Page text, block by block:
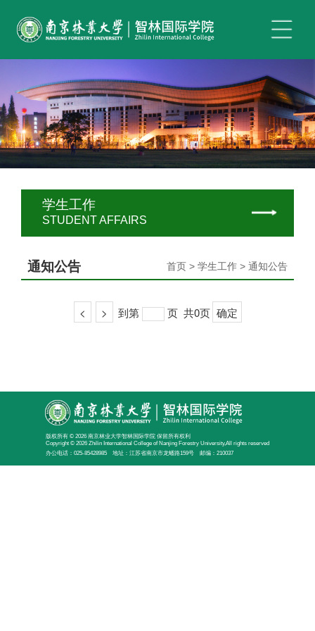
学生工作
STUDENT AFFAIRS
通知公告 首页 > 学生工作 > 通知公告
< > 到第 页 共0页 确定
版权所有 © 2026 南京林业大学智林国际学院 保留所有权利
Copyright © 2026 Zhilin International College of Nanjing Forestry University,All rights reserved
办公电话：025-85428985 地址：江苏省南京市龙蟠路159号 邮编：210037